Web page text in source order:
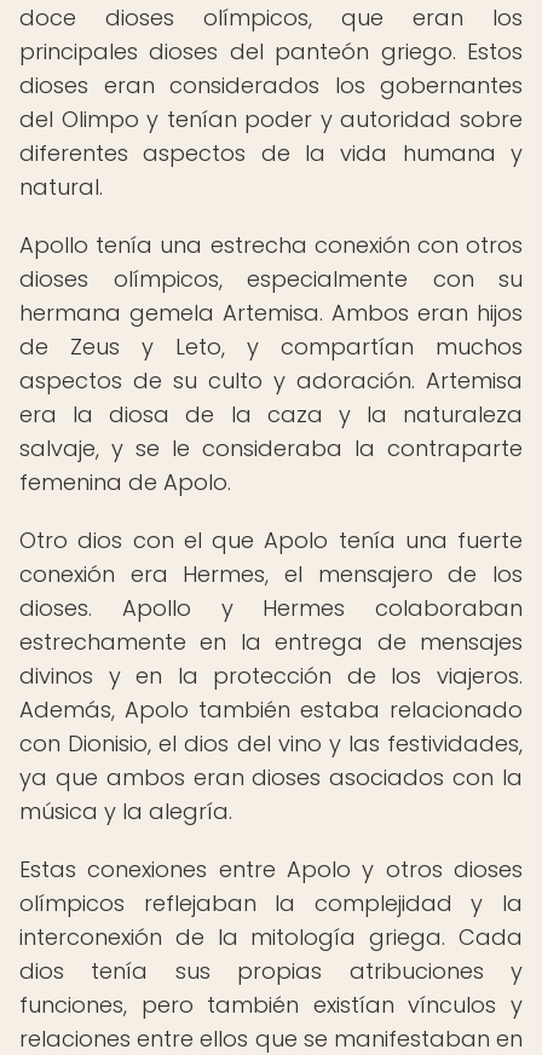
doce dioses olímpicos, que eran los
principales dioses del panteón griego. Estos
dioses eran considerados los gobernantes
del Olimpo y tenían poder y autoridad sobre
diferentes aspectos de la vida humana y
natural.
Apollo tenía una estrecha conexión con otros
dioses olímpicos, especialmente con su
hermana gemela Artemisa. Ambos eran hijos
de Zeus y Leto, y compartían muchos
aspectos de su culto y adoración. Artemisa
era la diosa de la caza y la naturaleza
salvaje, y se le consideraba la contraparte
femenina de Apolo.
Otro dios con el que Apolo tenía una fuerte
conexión era Hermes, el mensajero de los
dioses. Apollo y Hermes colaboraban
estrechamente en la entrega de mensajes
divinos y en la protección de los viajeros.
Además, Apolo también estaba relacionado
con Dionisio, el dios del vino y las festividades,
ya que ambos eran dioses asociados con la
música y la alegría.
Estas conexiones entre Apolo y otros dioses
olímpicos reflejaban la complejidad y la
interconexión de la mitología griega. Cada
dios tenía sus propias atribuciones y
funciones, pero también existían vínculos y
relaciones entre ellos que se manifestaban en